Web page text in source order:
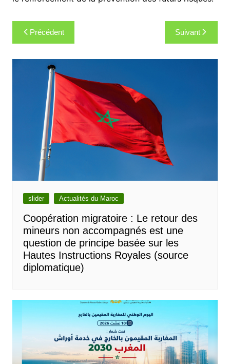
Navigation
de
l’article
Précédent Suivant
slider Actualités du Maroc
Coopération migratoire : Le retour des
mineurs non accompagnés est une
question de principe basée sur les
Hautes Instructions Royales (source
diplomatique)